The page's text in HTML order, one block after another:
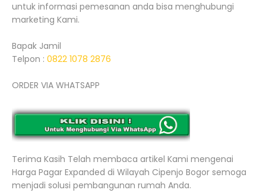
untuk informasi pemesanan anda bisa menghubungi
marketing Kami.
Bapak Jamil
Telpon : 0822 1078 2876
ORDER VIA WHATSAPP
Terima Kasih Telah membaca artikel Kami mengenai
Harga Pagar Expanded di Wilayah Cipenjo Bogor semoga
menjadi solusi pembangunan rumah Anda.